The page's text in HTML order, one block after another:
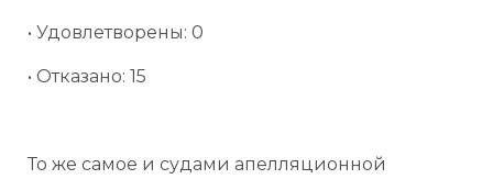
• Удовлетворены: 0
• Отказано: 15
То же самое и судами апелляционной